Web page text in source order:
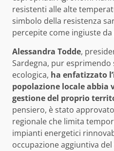
resistenti alle alte
simbolo della resistenza
percepite come ingiuste
Alessandra Todde,
Sardegna, pur
ecologica, ha enfatizzato
popolazione locale abbia
gestione del proprio
pensiero, è stato
regionale che limita
impianti energetici
occupazione aggiuntiva del